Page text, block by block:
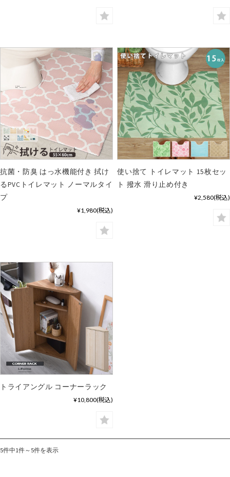
抗菌・防臭 はっ水機能付き 拭け
るPVCトイレマット ノーマルタイ
プ
¥1,980(税込)
使い捨て トイレマット 15枚セッ
ト 撥水 滑り止め付き
¥2,580(税込)
トライアングル コーナーラック
¥10,800(税込)
5件中1件～5件を表示